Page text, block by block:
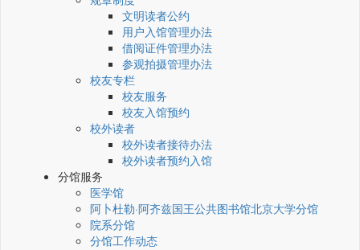
文明读者公约
用户入馆管理办法
借阅证件管理办法
参观拍摄管理办法
校友专栏
校友服务
校友入馆预约
校外读者
校外读者接待办法
校外读者预约入馆
分馆服务
医学馆
阿卜杜勒·阿齐兹国王公共图书馆北京大学分馆
院系分馆
分馆工作动态